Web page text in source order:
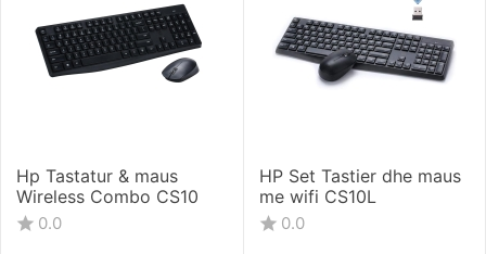
Hp Tastatur & maus
Wireless Combo CS10
0.0
HP Set Tastier dhe maus
me wifi CS10L
0.0